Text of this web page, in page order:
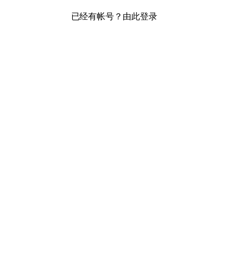
已经有帐号？由此登录